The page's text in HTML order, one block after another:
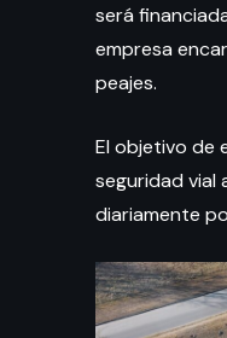
será
empresa
peajes.
El objetivo de
seguridad vial
diariamente